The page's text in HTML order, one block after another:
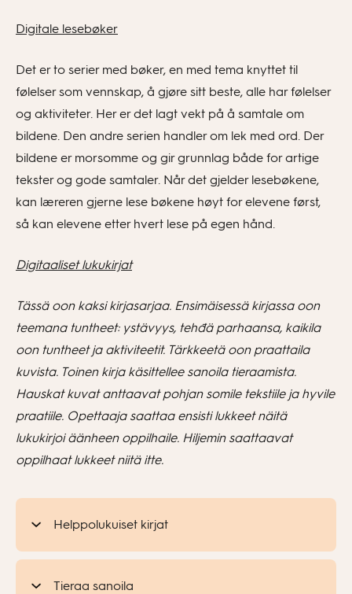
Digitale lesebøker
Det er to serier med bøker, en med tema knyttet til
følelser som vennskap, å gjøre sitt beste, alle har følelser
og aktiviteter. Her er det lagt vekt på å samtale om
bildene. Den andre serien handler om lek med ord. Der
bildene er morsomme og gir grunnlag både for artige
tekster og gode samtaler. Når det gjelder lesebøkene,
kan læreren gjerne lese bøkene høyt for elevene først,
så kan elevene etter hvert lese på egen hånd.
Digitaaliset lukukirjat
Tässä oon kaksi kirjasarjaa. Ensimäisessä kirjassa oon
teemana tuntheet: ystävyys, tehđä parhaansa, kaikila
oon tuntheet ja aktiviteetit. Tärkkeetä oon praattaila
kuvista. Toinen kirja käsittellee sanoila tieraamista.
Hauskat kuvat anttaavat pohjan somile tekstiile ja hyvile
praatiile. Opettaaja saattaa ensisti lukkeet näitä
lukukirjoi äänheen oppilhaile. Hiljemin saattaavat
oppilhaat lukkeet niitä itte.
Helppolukuiset kirjat
Tieraa sanoila